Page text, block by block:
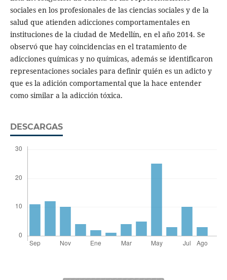
sociales en los profesionales de las ciencias sociales y de la
salud que atienden adicciones comportamentales en
instituciones de la ciudad de Medellín, en el año 2014. Se
observó que hay coincidencias en el tratamiento de
adicciones químicas y no químicas, además se identificaron
representaciones sociales para definir quién es un adicto y
que es la adición comportamental que la hace entender
como similar a la adicción tóxica.
DESCARGAS